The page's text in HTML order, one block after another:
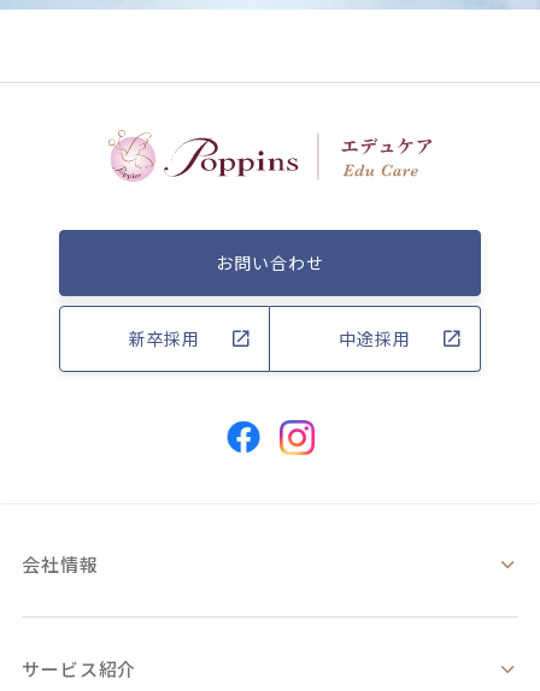
お問い合わせ
新卒採用 中途採用
会社情報
サービス紹介